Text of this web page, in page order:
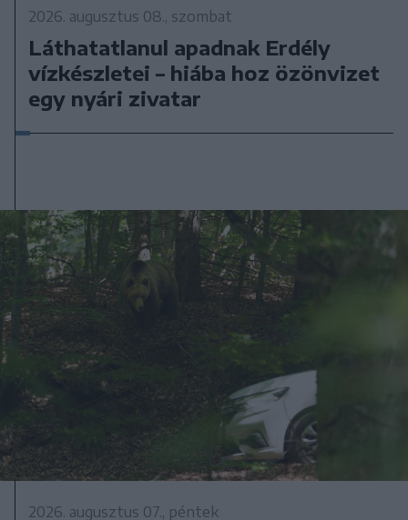
2026. augusztus 08., szombat
Láthatatlanul apadnak Erdély
vízkészletei – hiába hoz özönvizet
egy nyári zivatar
2026. augusztus 07., péntek